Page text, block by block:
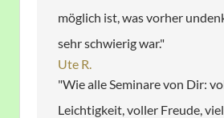
möglich ist, was vorher
sehr schwierig war."
Ute R.
"Wie alle Seminare von Dir:
Leichtigkeit, voller Freude,